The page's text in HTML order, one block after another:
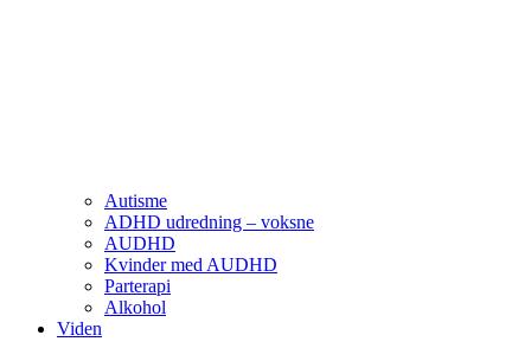
Autisme
ADHD udredning – voksne
AUDHD
Kvinder med AUDHD
Parterapi
Alkohol
Viden